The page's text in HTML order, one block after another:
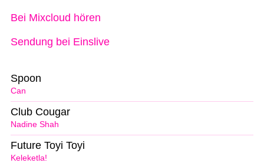
Bei Mixcloud hören
Sendung bei Einslive
Can
Spoon
Nadine Shah
Club Cougar
Keleketla!
Future Toyi Toyi